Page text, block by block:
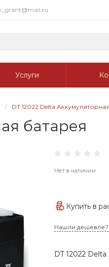
Услуги
/ DT 12022 Delta
батарея
Нет в наличии
Купить в
Нашли дешевле?
DT 12022